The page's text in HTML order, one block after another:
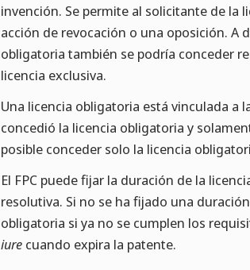
invención. Se permite al solicitante de la
acción de revocación o una oposición. A
obligatoria también se podría conceder
licencia exclusiva.
Una licencia obligatoria está vinculada a
concedió la licencia obligatoria y
posible conceder solo la licencia
El FPC puede fijar la duración de la
resolutiva. Si no se ha fijado una
obligatoria si ya no se cumplen los
iure cuando expira la patente.